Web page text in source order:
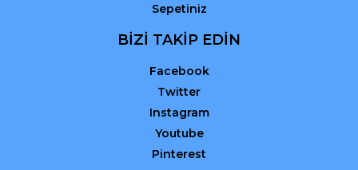
Sepetiniz
BİZİ TAKİP EDİN
Facebook
Twitter
Instagram
Youtube
Pinterest